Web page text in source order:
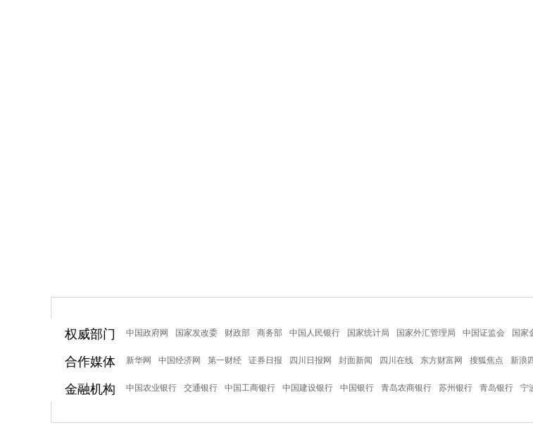
权威部门 中国政府网 国家发改委 财政部 商务部 中国人民银行 国家统计局 国家外汇管理局 中国证监会 国家
合作媒体 新华网 中国经济网 第一财经 证券日报 四川日报网 封面新闻 四川在线 东方财富网 搜狐焦点 新浪
金融机构 中国农业银行 交通银行 中国工商银行 中国建设银行 中国银行 青岛农商银行 苏州银行 青岛银行 宁